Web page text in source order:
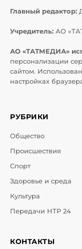
Главный редактор:
Учредитель: АО
АО «ТАТМЕДИА»
персонализации
сайтом.
настройках
РУБРИКИ
Общество
Происшествия
Спорт
Здоровье и среда
Культура
Передачи НТР 24
КОНТАКТЫ